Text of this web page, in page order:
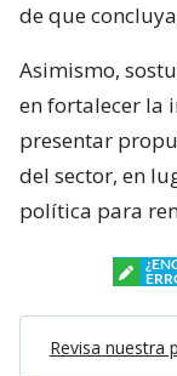
de que
Asimismo,
en fortalecer la
presentar
del sector, en
política para
Revisa nuestra